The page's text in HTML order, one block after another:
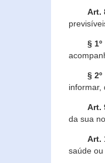
Art.
§ 1º
§ 2º
informar,
Art.
da sua
Art.
saúde ou